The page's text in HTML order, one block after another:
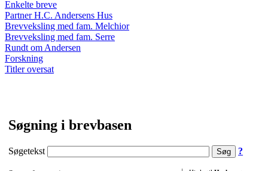
Enkelte breve
Partner H.C. Andersens Hus
Brevveksling med fam. Melchior
Brevveksling med fam. Serre
Rundt om Andersen
Forskning
Titler oversat
Søgning i brevbasen
Søgetekst ?